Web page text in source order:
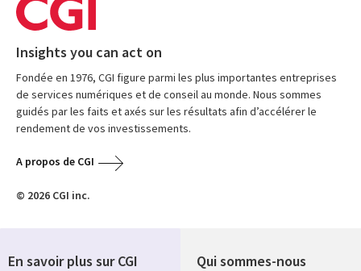
Insights you can act on
Fondée en 1976, CGI figure parmi les plus importantes entreprises
de services numériques et de conseil au monde. Nous sommes
guidés par les faits et axés sur les résultats afin d’accélérer le
rendement de vos investissements.
A propos de CGI
© 2026 CGI inc.
Qui sommes-nous
En savoir plus sur CGI